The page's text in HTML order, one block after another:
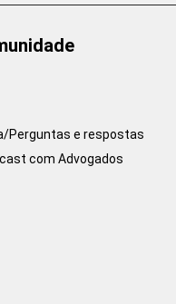
Perguntas e respostas
com Advogados